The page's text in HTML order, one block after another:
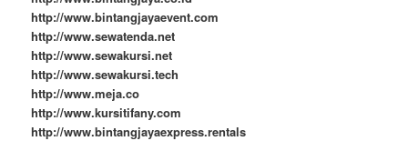
http://www.bintangjayaevent.com
http://www.sewatenda.net
http://www.sewakursi.net
http://www.sewakursi.tech
http://www.meja.co
http://www.kursitifany.com
http://www.bintangjayaexpress.rentals